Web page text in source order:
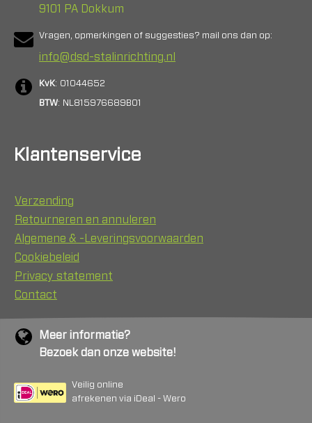
9101 PA Dokkum
Vragen, opmerkingen of suggesties? mail ons dan op:
info@dsd-stalinrichting.nl
KvK: 01044652
BTW: NL815976689B01
Klantenservice
Verzending
Retourneren en annuleren
Algemene & -Leveringsvoorwaarden
Cookiebeleid
Privacy statement
Contact
Meer informatie?
Bezoek dan onze website!
Veilig online
afrekenen via iDeal - Wero